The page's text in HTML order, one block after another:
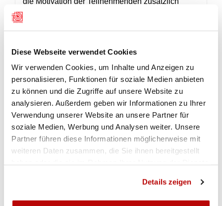
Diese Webseite verwendet Cookies
Wir verwenden Cookies, um Inhalte und Anzeigen zu
personalisieren, Funktionen für soziale Medien anbieten
zu können und die Zugriffe auf unsere Website zu
analysieren. Außerdem geben wir Informationen zu Ihrer
Verwendung unserer Website an unsere Partner für
soziale Medien, Werbung und Analysen weiter. Unsere
Partner führen diese Informationen möglicherweise mit
weiteren Daten zusammen, die Sie ihnen bereitgestellt
Details zeigen
Schützen selbst an der Reihe. Anfangs fanden
dank gezielter Korrekturen und individueller
Betreuung verbesserten sich alle merklich. Mit
jedem Erfolg stieg auch die Begeisterung, sodass
die Teilnehmenden am Ende kaum mehr zu
bremsen waren.
Hochmotiviert reisten die Schützinnen und
SSV-Gruppe absolvierte den Wettkampf bereits